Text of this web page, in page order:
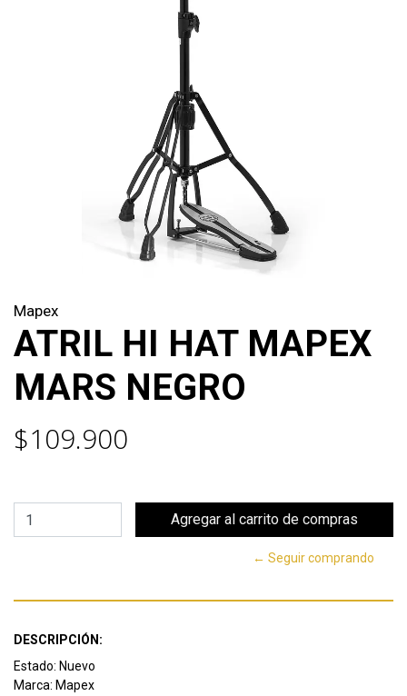
Mapex
ATRIL HI HAT MAPEX
MARS NEGRO
$109.900
← Seguir comprando
DESCRIPCIÓN:
Estado: Nuevo
Marca: Mapex